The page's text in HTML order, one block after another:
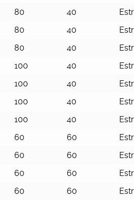
80 40
80 40
80 40
100 40
100 40
100 40
100 40
60 60
60 60
60 60
60 60